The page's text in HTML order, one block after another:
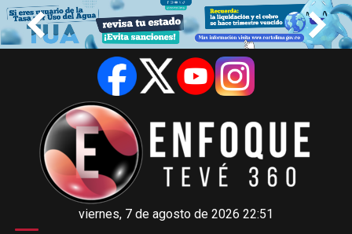
viernes, 7 de agosto de 2026 22:51